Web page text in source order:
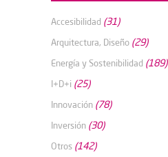
Accesibilidad (31)
Arquitectura, Diseño (29)
Energía y Sostenibilidad (189)
I+D+i (25)
Innovación (78)
Inversión (30)
Otros (142)